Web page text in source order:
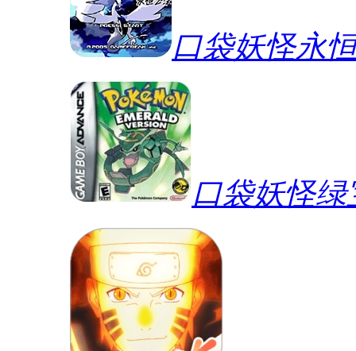
口袋妖怪永
口袋妖怪绿